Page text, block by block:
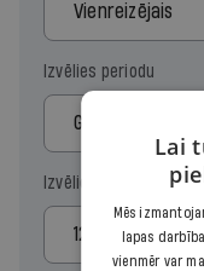
Vienreizējais
Izvēlies periodu
Gads
Izvēlies sākuma
Lai
Mēs
lapas
vienmēr var